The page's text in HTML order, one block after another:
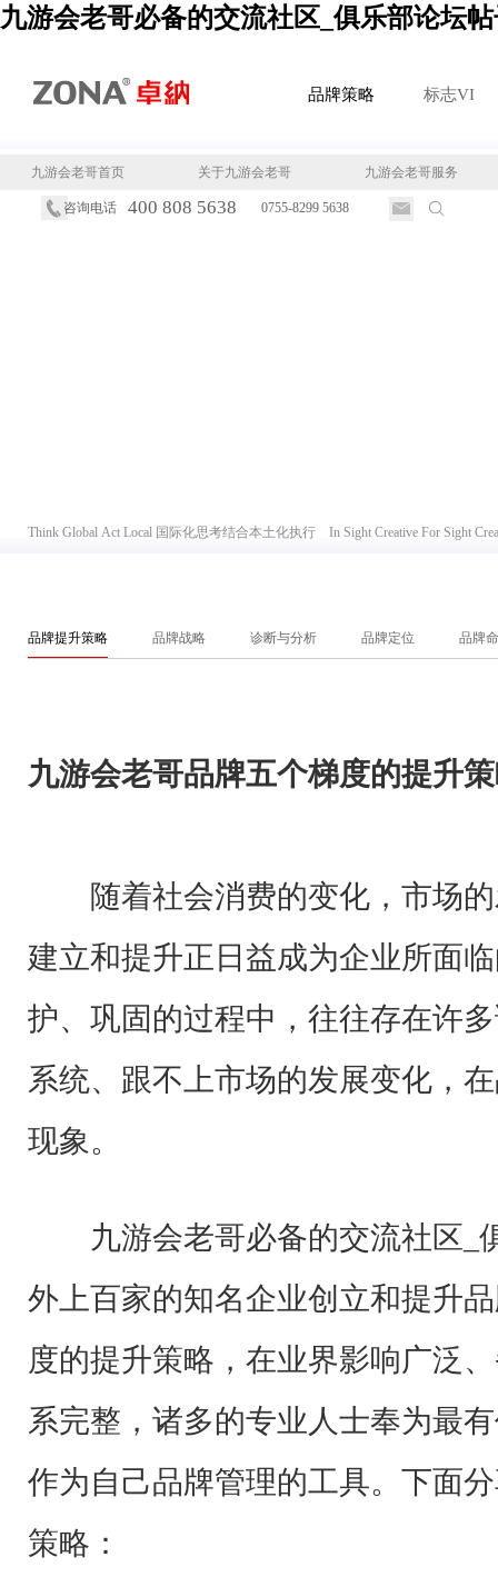
九游会老哥必备的交流社区_俱乐部论坛
品牌策略 标志VI
九游会老哥首页 关于九游会老哥 九游会老哥服务
咨询电话 400 808 5638 0755-8299 5638
Think Global Act Local 国际化思考结合本土化执行 In Sight Creative For Sight
品牌提升策略 品牌战略 诊断与分析 品牌定位 品牌
九游会老哥品牌五个梯度的提升
随着社会消费的变化，市场
建立和提升正日益成为企业所面
护、巩固的过程中，往往存在许
系统、跟不上市场的发展变化，
现象。
九游会老哥必备的交流社区_
外上百家的知名企业创立和提升
度的提升策略，在业界影响广泛
系完整，诸多的专业人士奉为最
作为自己品牌管理的工具。下面
策略：